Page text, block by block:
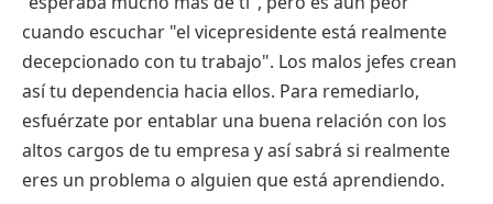
cuando escuchar "el vicepresidente está realmente
decepcionado con tu trabajo". Los malos jefes crean
así tu dependencia hacia ellos. Para remediarlo,
esfuérzate por entablar una buena relación con los
altos cargos de tu empresa y así sabrá si realmente
eres un problema o alguien que está aprendiendo.